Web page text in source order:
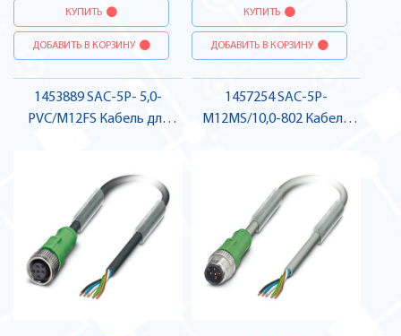
КУПИТЬ
ДОБАВИТЬ В КОРЗИНУ
КУПИТЬ
ДОБАВИТЬ В КОРЗИНУ
1453889 SAC-5P- 5,0-
PVC/M12FS Кабель для
Contact
1457254 SAC-5P-
M12MS/10,0-802 Кабель
Contact